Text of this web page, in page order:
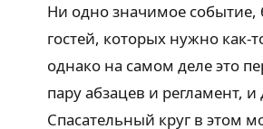
Ни одно значимое событие,
гостей, которых нужно как-
однако на самом деле это
пару абзацев и регламент,
Спасательный круг в этом